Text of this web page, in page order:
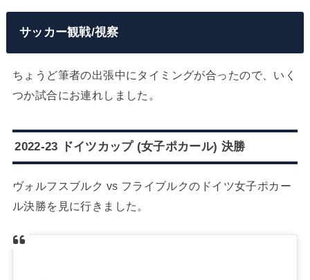
サッカー観戦/視察
ちょうど筆者の出張中にタイミングが合ったので、いく
つか試合にお連れしました。
2022-23 ドイツカップ (女子ポカール) 決勝
ヴォルフスブルク vs フライブルクのドイツ女子ポカー
ル決勝を見に行きました。